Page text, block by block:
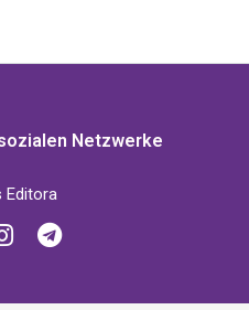
Netzwerke
Editora